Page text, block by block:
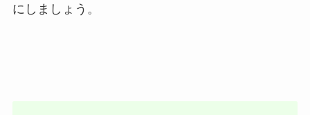
にしましょう。